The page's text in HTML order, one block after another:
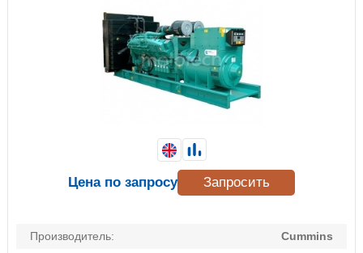
Производитель:
Cummins
Цена по запросу Запросить